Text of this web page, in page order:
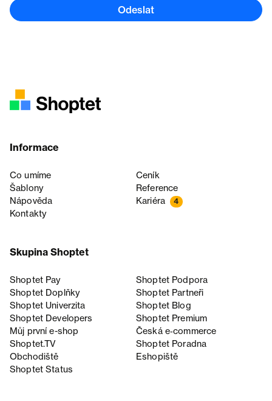
Odeslat
Informace
Co umíme
Ceník
Šablony
Reference
Nápověda
Kariéra 4
Kontakty
Skupina Shoptet
Shoptet Pay
Shoptet Podpora
Shoptet Doplňky
Shoptet Partneři
Shoptet Univerzita
Shoptet Blog
Shoptet Developers
Shoptet Premium
Můj první e-shop
Česká e‑commerce
Shoptet.TV
Shoptet Poradna
Obchodiště
Eshopiště
Shoptet Status